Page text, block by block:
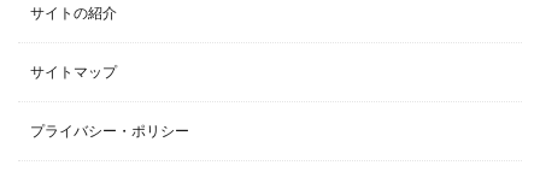
サイトの紹介
サイトマップ
プライバシー・ポリシー